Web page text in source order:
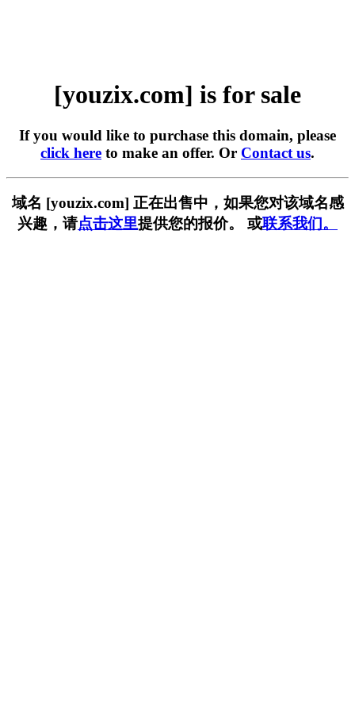
[youzix.com] is for sale
If you would like to purchase this domain, please
click here to make an offer. Or Contact us.
域名 [youzix.com] 正在出售中，如果您对该域名感
兴趣，请点击这里提供您的报价。 或联系我们。